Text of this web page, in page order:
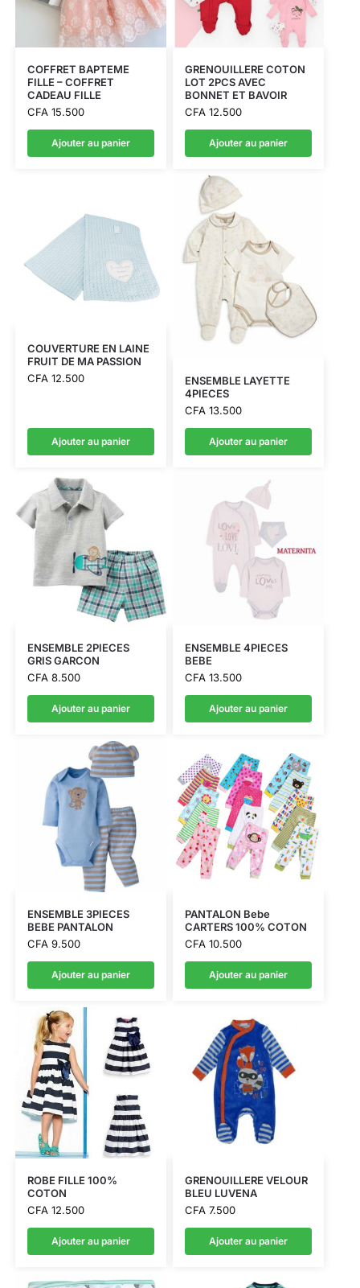
COFFRET BAPTEME
FILLE – COFFRET
CADEAU FILLE
CFA15.500
Ajouter au panier
GRENOUILLERE COTON
LOT 2PCS AVEC
BONNET ET BAVOIR
CFA12.500
Ajouter au panier
COUVERTURE EN LAINE
FRUIT DE MA PASSION
CFA12.500
Ajouter au panier
ENSEMBLE LAYETTE
4PIECES
CFA13.500
Ajouter au panier
ENSEMBLE 2PIECES
GRIS GARCON
CFA8.500
Ajouter au panier
ENSEMBLE 4PIECES
BEBE
CFA13.500
Ajouter au panier
ENSEMBLE 3PIECES
BEBE PANTALON
CFA9.500
Ajouter au panier
PANTALON Bebe
CARTERS 100% COTON
CFA10.500
Ajouter au panier
ROBE FILLE 100%
COTON
CFA12.500
Ajouter au panier
GRENOUILLERE VELOUR
BLEU LUVENA
CFA7.500
Ajouter au panier